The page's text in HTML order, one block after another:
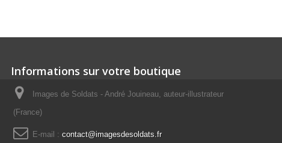
Informations sur votre boutique
Images de Soldats - André Jouineau, auteur-illustrateur
(France)
E-mail : contact@imagesdesoldats.fr